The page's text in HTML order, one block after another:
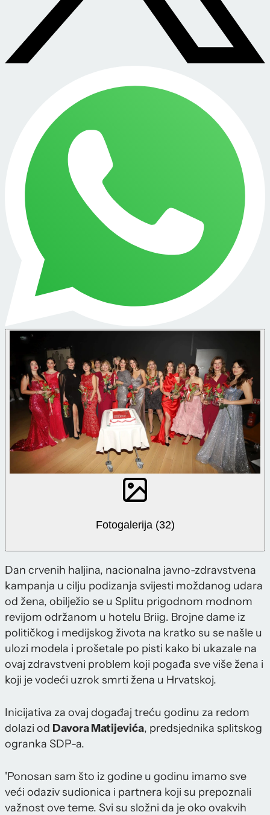
Fotogalerija (32)
Dan crvenih haljina, nacionalna javno-zdravstvena
kampanja u cilju podizanja svijesti moždanog udara
od žena, obilježio se u Splitu prigodnom modnom
revijom održanom u hotelu Briig. Brojne dame iz
političkog i medijskog života na kratko su se našle u
ulozi modela i prošetale po pisti kako bi ukazale na
ovaj zdravstveni problem koji pogađa sve više žena i
koji je vodeći uzrok smrti žena u Hrvatskoj.
Inicijativa za ovaj događaj treću godinu za redom
dolazi od Davora Matijevića, predsjednika splitskog
ogranka SDP-a.
'Ponosan sam što iz godine u godinu imamo sve
veći odaziv sudionica i partnera koji su prepoznali
važnost ove teme. Svi su složni da je oko ovakvih